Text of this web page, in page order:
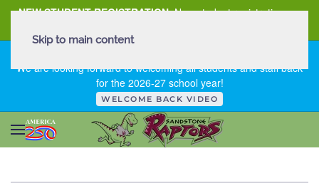
NEW STUDENT REGISTRATION New student registration can
We are looking forward to welcoming all students and staff back
for the 2026-27 school year!
WELCOME BACK VIDEO
Skip to main content